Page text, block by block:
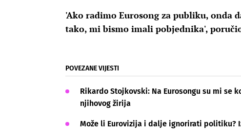
'Ako radimo Eurosong za publiku, onda
tako, mi bismo imali pobjednika',
POVEZANE VIJESTI
Rikardo Stojkovski: Na Eurosongu su mi se
njihovog žirija
Može li Eurovizija i dalje ignorirati politiku?